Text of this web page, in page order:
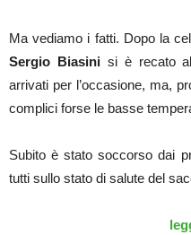
Ma vediamo i fatti. Dopo la
Sergio Biasinisi è recato
arrivati per l’occasione, ma,
complici forse le basse
Subito è stato soccorso dai
tutti sullo stato di salute del